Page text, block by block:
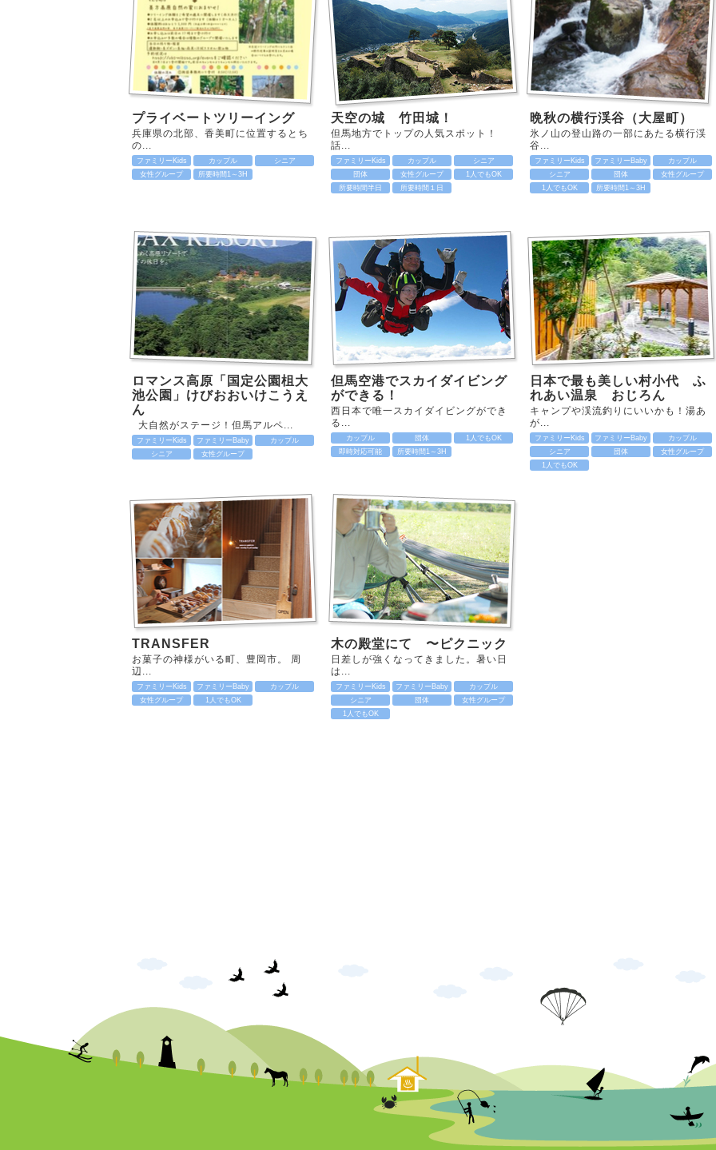
プライベートツリーイング
兵庫県の北部、香美町に位置するとち
の...
ファミリーKids カップル
シニア
女性グループ
所要時間1～3H
天空の城 竹田城！
但馬地方でトップの人気スポット！
話...
ファミリーKids カップル
シニア
団体
女性グループ
1人でもOK
所要時間半日
所要時間１日
晩秋の横行渓谷（大屋町）
氷ノ山の登山路の一部にあたる横行渓
谷...
ファミリーKids ファミリーBaby
カップル
シニア
団体
女性グループ
1人でもOK
所要時間1～3H
ロマンス高原「国定公園柤大
池公園」けびおおいけこうえ
ん
大自然がステージ！但馬アルペ...
ファミリーKids ファミリーBaby
カップル
シニア
女性グループ
但馬空港でスカイダイビング
ができる！
西日本で唯一スカイダイビングができ
る...
カップル 団体
1人でもOK
即時対応可能
所要時間1～3H
日本で最も美しい村小代 ふ
れあい温泉 おじろん
キャンプや渓流釣りにいいかも！湯あ
が...
ファミリーKids ファミリーBaby
カップル
シニア
団体
女性グループ
1人でもOK
TRANSFER
お菓子の神様がいる町、豊岡市。 周
辺...
ファミリーKids ファミリーBaby
カップル
女性グループ
1人でもOK
木の殿堂にて 〜ピクニック
日差しが強くなってきました。暑い日
は...
ファミリーKids ファミリーBaby
カップル
シニア
団体
女性グループ
1人でもOK